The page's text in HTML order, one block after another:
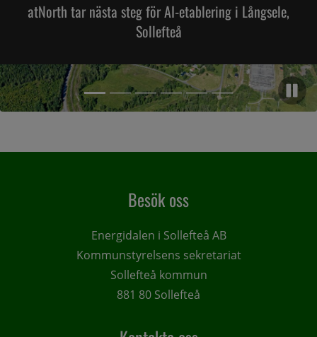
atNorth tar nästa steg för AI-etablering i Långsele,
Sollefteå
Artikel 1, (Aktuell artikel)
Artikel 2,Artikel 3,Artikel 4,Artikel 5,Artikel 6,
Besök oss
Energidalen i Sollefteå AB
Kommunstyrelsens sekretariat
Sollefteå kommun
881 80 Sollefteå